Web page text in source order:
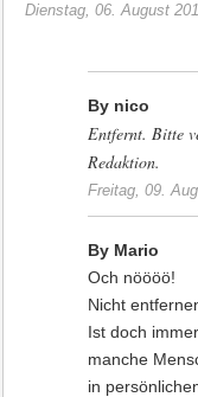
Dienstag, 06. August
By nico
Entfernt. Bitte
Redaktion.
Freitag, 09.
By Mario
Och nöööö!
Nicht
Ist doch
manche
in